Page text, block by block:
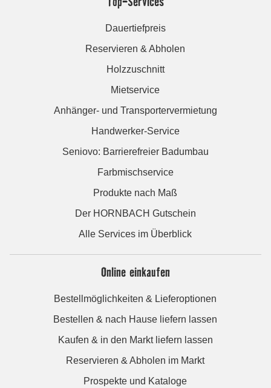
Dauertiefpreis
Reservieren & Abholen
Holzzuschnitt
Mietservice
Anhänger- und Transportervermietung
Handwerker-Service
Seniovo: Barrierefreier Badumbau
Farbmischservice
Produkte nach Maß
Der HORNBACH Gutschein
Alle Services im Überblick
Online einkaufen
Bestellmöglichkeiten & Lieferoptionen
Bestellen & nach Hause liefern lassen
Kaufen & in den Markt liefern lassen
Reservieren & Abholen im Markt
Prospekte und Kataloge